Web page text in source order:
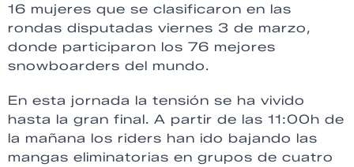
16 mujeres que se clasificaron en las
rondas disputadas viernes 3 de marzo,
donde participaron los 76 mejores
snowboarders del mundo.
En esta jornada la tensión se ha vivido
hasta la gran final. A partir de las 11:00h de
la mañana los riders han ido bajando las
mangas eliminatorias en grupos de cuatro